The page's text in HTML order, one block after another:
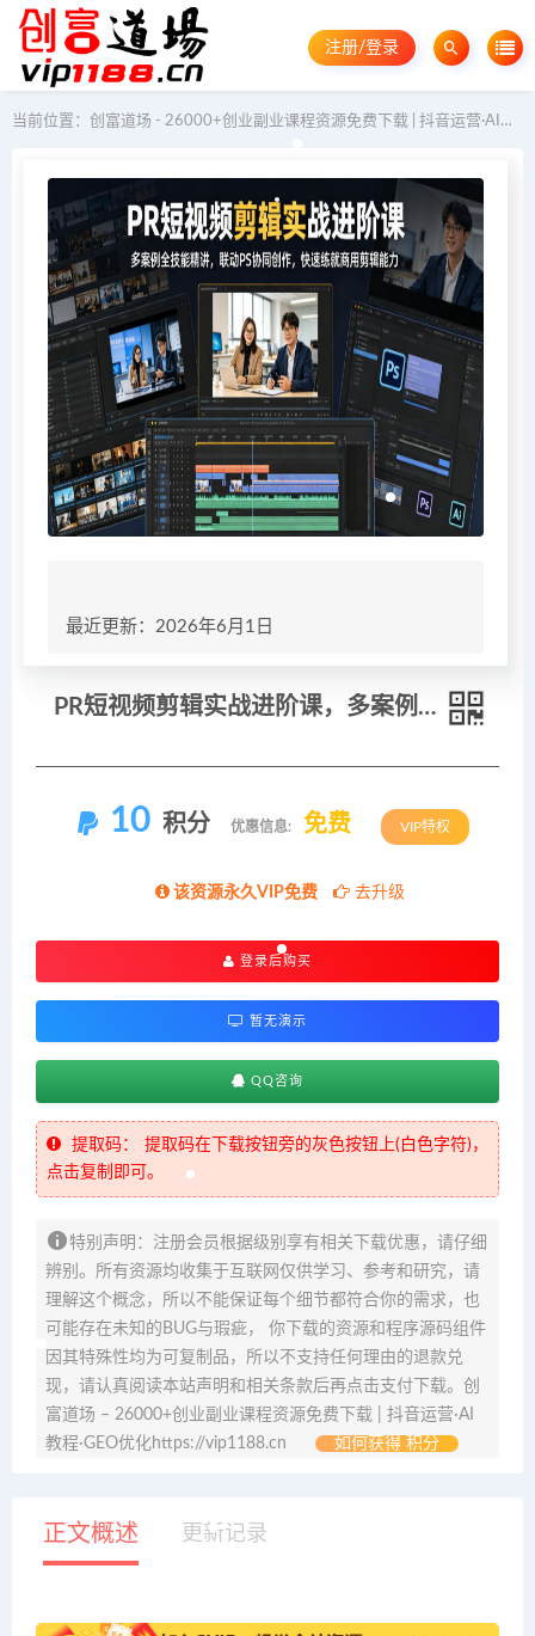
注册/登录
当前位置： 创富道场 - 26000+创业副业课程资源免费下载 | 抖音运营·AI教程·GEO优化
最近更新：2026年6月1日
PR短视频剪辑实战进阶课，多案例全技能精讲，联动PS协同创作，快速练就商用剪辑能力
10 积分 优惠信息: 免费 VIP特权
该资源永久VIP免费 去升级
登录后购买
暂无演示
QQ咨询
提取码：
提取码在下载按钮旁的灰色按钮上(白色字符)，
点击复制即可。
特别声明：注册会员根据级别享有相关下载优惠，请仔细
辨别。所有资源均收集于互联网仅供学习、参考和研究，请
理解这个概念，所以不能保证每个细节都符合你的需求，也
可能存在未知的BUG与瑕疵， 你下载的资源和程序源码组件
因其特殊性均为可复制品，所以不支持任何理由的退款兑
现，请认真阅读本站声明和相关条款后再点击支付下载。创
富道场 – 26000+创业副业课程资源免费下载 | 抖音运营·AI
教程·GEO优化https://vip1188.cn
如何获得 积分
正文概述 更新记录